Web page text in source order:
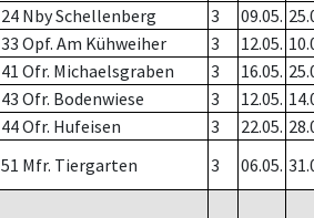
24 Nby Schellenberg 3 09.05.
33 Opf. Am Kühweiher 3 12.05.
41 Ofr. Michaelsgraben 3 16.05.
43 Ofr. Bodenwiese 3 12.05.
44 Ofr. Hufeisen 3 22.05.
51 Mfr. Tiergarten 3 06.05.